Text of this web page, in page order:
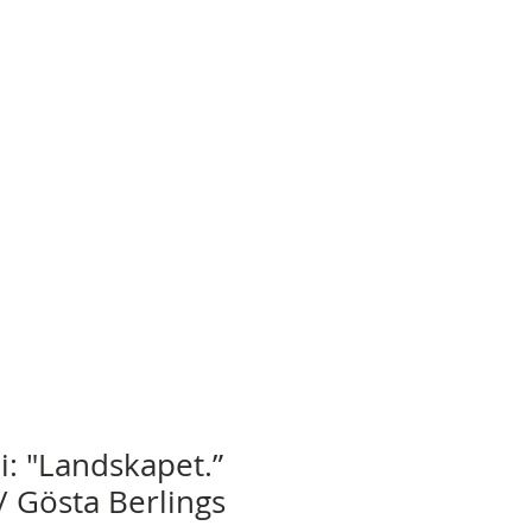
"Landskapet.”
Gösta Berlings